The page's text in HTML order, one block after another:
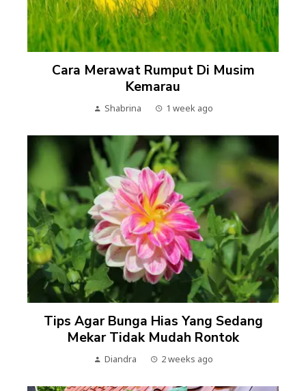
Cara Merawat Rumput Di Musim
Kemarau
Shabrina 1 week ago
Tips Agar Bunga Hias Yang Sedang
Mekar Tidak Mudah Rontok
Diandra 2 weeks ago